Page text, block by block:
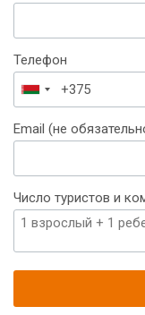
Телефон
Беларусь
+375
Email (не
Число туристов и